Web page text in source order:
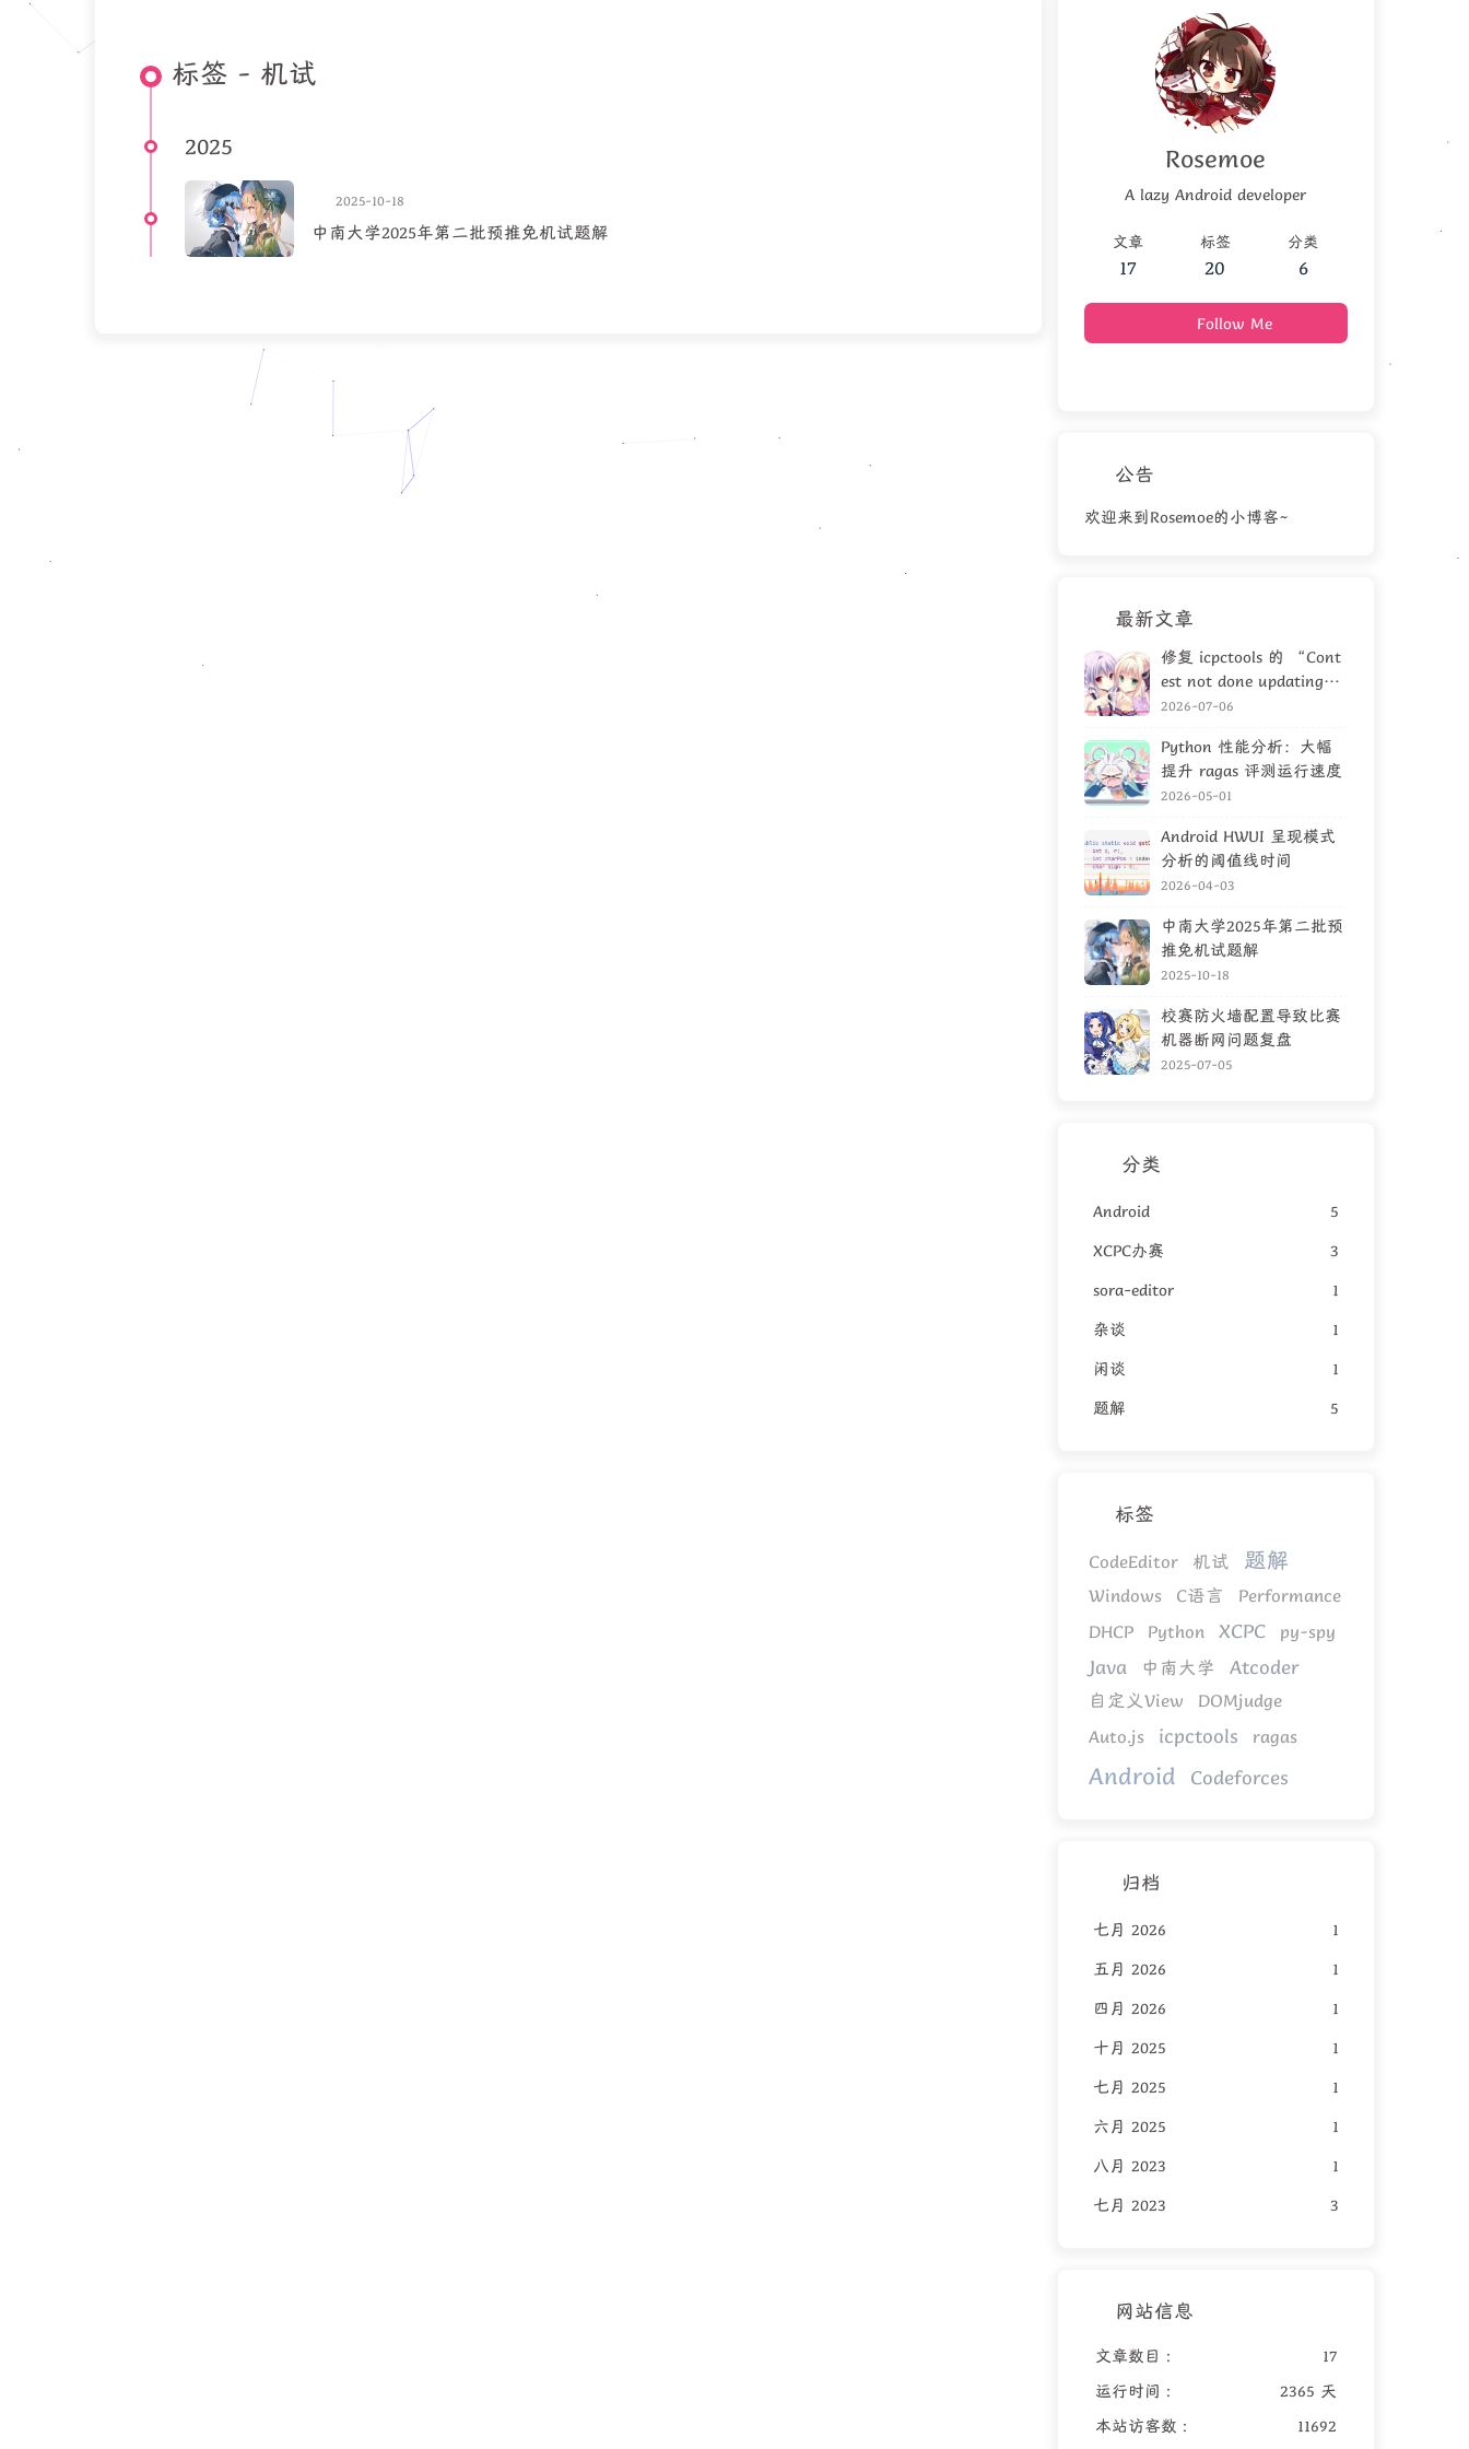
标签 - 机试
2025
2025-10-18
中南大学2025年第二批预推免机试题解
Rosemoe
A lazy Android developer
文章
17
标签
20
分类
6
Follow Me
公告
欢迎来到Rosemoe的小博客~
最新文章
修复 icpctools 的 “Cont
est not done updating”
问题
2026-07-06
Python 性能分析：大幅
提升 ragas 评测运行速度
2026-05-01
Android HWUI 呈现模式
分析的阈值线时间
2026-04-03
中南大学2025年第二批预
推免机试题解
2025-10-18
校赛防火墙配置导致比赛
机器断网问题复盘
2025-07-05
分类
Android
5
XCPC办赛
3
sora-editor
1
杂谈
1
闲谈
1
题解
5
标签
CodeEditor 机试 题解
Windows C语言
Performance
DHCP
Python XCPC py-spy
Java 中南大学 Atcoder
自定义View
DOMjudge
Auto.js
icpctools ragas
Android Codeforces
归档
七月 2026
1
五月 2026
1
四月 2026
1
十月 2025
1
七月 2025
1
六月 2025
1
八月 2023
1
七月 2023
3
网站信息
文章数目 :
17
运行时间 :
2365 天
本站访客数 :
11692